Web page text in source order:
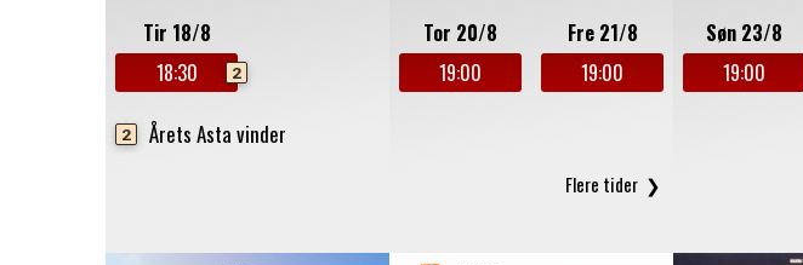
Tir 18/8
18:30
2
2 Årets Asta vinder
Tor 20/8
19:00
Fre 21/8
19:00
Søn 23/8
19:00